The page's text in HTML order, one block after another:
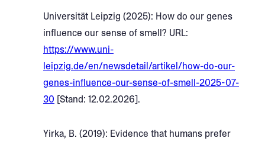
Universität Leipzig (2025): How do our genes
influence our sense of smell? URL:
https://www.uni-
leipzig.de/en/newsdetail/artikel/how-do-our-
genes-influence-our-sense-of-smell-2025-07-
30 [Stand: 12.02.2026].
Yirka, B. (2019): Evidence that humans prefer